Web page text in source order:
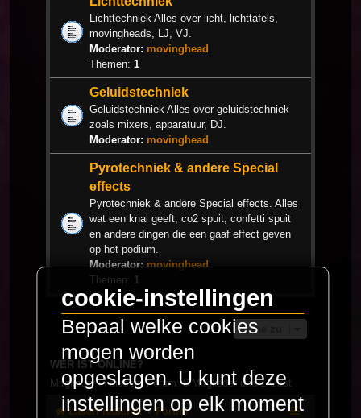
Lichttechniek Alles over licht, lichttafels,
movingheads, LJ, VJ.
Moderator: movinghead
Themen: 1
Geluidstechniek
Geluidstechniek Alles over geluidstechniek
zoals mixers, apparatuur, DJ.
Moderator: movinghead
Pyrotechniek & andere Special
effects
Pyrotechniek & andere Special effects. Alles
wat een knal geeft, co2 spuit, confetti spuit
en andere dingen die een gaaf effect geven
op het podium.
Moderator: movinghead
Themen: 1
Gehe zu
WER IST ONLINE?
Mitglieder in diesem Forum: 0 Mitglieder und 1 Gast
LaserFreak.net Forum
cookie-instellingen
Bepaal welke cookies
mogen worden
opgeslagen. U kunt deze
instellingen op elk moment